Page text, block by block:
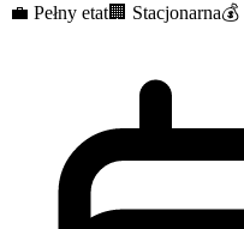
💼 Pełny etat🏢 Stacjonarna💰